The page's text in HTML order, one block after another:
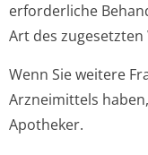
erforderliche
Art des
Wenn Sie weitere
Arzneimittels
Apotheker.